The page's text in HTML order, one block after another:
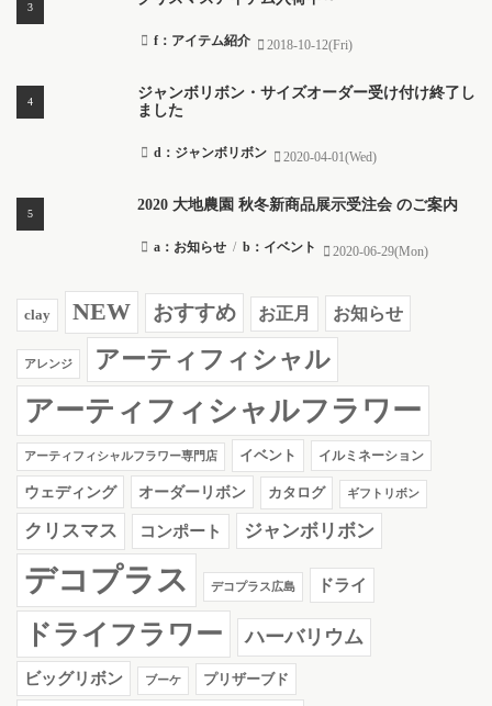
2018-10-12(Fri)
f：アイテム紹介
ジャンボリボン・サイズオーダー受け付け終了し
ました
2020-04-01(Wed)
d：ジャンボリボン
2020 大地農園 秋冬新商品展示受注会 のご案内
2020-06-29(Mon)
a：お知らせ / b：イベント
clay NEW おすすめ お正月 お知らせ
アレンジ アーティフィシャル
アーティフィシャルフラワー
アーティフィシャルフラワー専門店 イベント イルミネーション
ウェディング オーダーリボン カタログ ギフトリボン
クリスマス コンポート ジャンボリボン
デコプラス デコプラス広島 ドライ
ドライフラワー ハーバリウム
ビッグリボン ブーケ プリザーブド